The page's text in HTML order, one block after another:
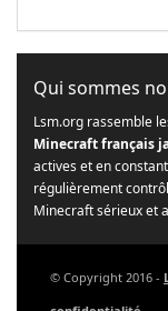
Qui sommes
Lsm.org rassemble
Minecraft français
actives et en
régulièrement
Minecraft sérieux et
© Copyright 2016 -